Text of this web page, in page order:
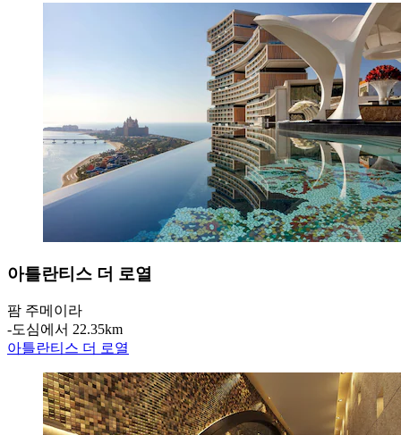
아틀란티스 더 로열
팜 주메이라
‐도심에서 22.35km
아틀란티스 더 로열